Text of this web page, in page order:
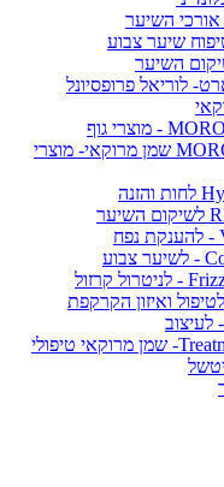
- MOROCCANOIL HAIR שמן מרוקאי- מוצרי